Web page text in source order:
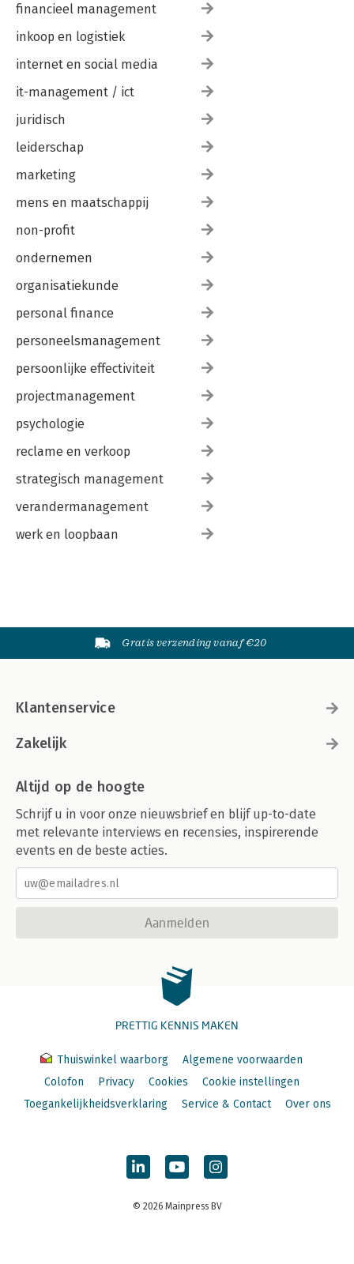
financieel management
inkoop en logistiek
internet en social media
it-management / ict
juridisch
leiderschap
marketing
mens en maatschappij
non-profit
ondernemen
organisatiekunde
personal finance
personeelsmanagement
persoonlijke effectiviteit
projectmanagement
psychologie
reclame en verkoop
strategisch management
verandermanagement
werk en loopbaan
Gratis verzending vanaf €20
Klantenservice
Zakelijk
Altijd op de hoogte
Schrijf u in voor onze nieuwsbrief en blijf up-to-date
met relevante interviews en recensies, inspirerende
events en de beste acties.
Aanmelden
PRETTIG KENNIS MAKEN
Thuiswinkel waarborg
Algemene voorwaarden
Colofon
Privacy Cookies
Cookie instellingen
Toegankelijkheidsverklaring
Service & Contact Over ons
© 2026 Mainpress BV